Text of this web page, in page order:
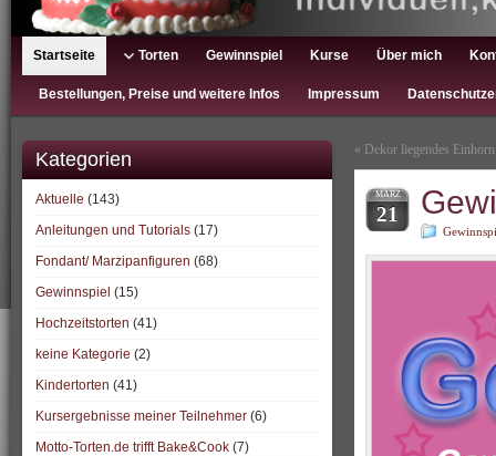
Startseite Torten Gewinnspiel Kurse Über mich
Bestellungen, Preise und weitere Infos Impressum
Kategorien
Aktuelle (143)
Anleitungen und Tutorials (17)
Fondant/ Marzipanfiguren (68)
Gewinnspiel (15)
Hochzeitstorten (41)
keine Kategorie (2)
Kindertorten (41)
Kursergebnisse meiner Teilnehmer (6)
Motto-Torten.de trifft Bake&Cook (7)
« Dekor liegendes
MÄRZ
21